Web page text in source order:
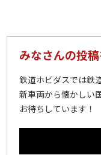
みなさんの投
鉄道ホビダスでは鉄
新車両から懐かしい
お待ちしています！